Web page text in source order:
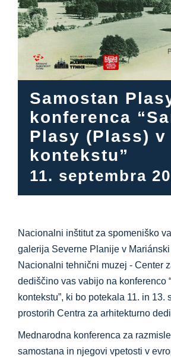
Informacijsko središče
Kraj učenja
Kulinarična dediščina
Enostaven jezik
Samostan
konferenca
Plasy (Plass) v
kontekstu”
11. septembra
Nacionalni inštitut za spomeniško
galerija Severne Planije v
Nacionalni tehnični muzej - Center
dediščino vas vabijo na konferenco
kontekstu”, ki bo potekala 11. in 13.
prostorih Centra za arhitekturno
Mednarodna konferenca za
samostana in njegovi vpetosti v